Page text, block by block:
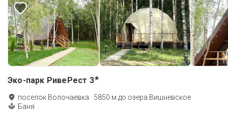
Эко-парк РивеРест 3★
поселок Волочаевка · 5850 м до озера Вишневское
Баня